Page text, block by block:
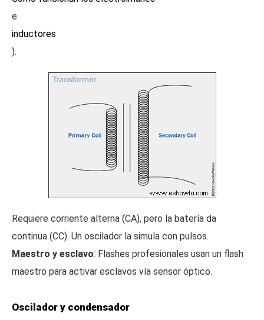
e
inductores
).
Requiere corriente alterna (CA), pero la batería da
continua (CC). Un oscilador la simula con pulsos.
Maestro y esclavo: Flashes profesionales usan un flash
maestro para activar esclavos vía sensor óptico.
Oscilador y condensador